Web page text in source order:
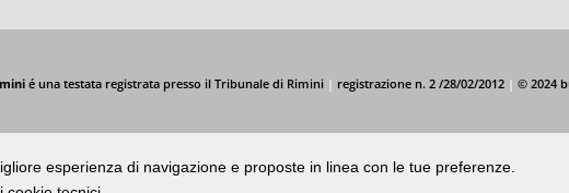
é una testata registrata presso il Tribunale di Rimini | registrazione n. 2 /28/02/2012 | © 2024
esperienza di navigazione e proposte in linea con le tue preferenze.